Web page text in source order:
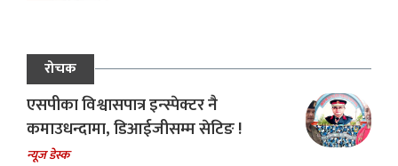
रोचक
एसपीका विश्वासपात्र इन्स्पेक्टर नै
कमाउधन्दामा, डिआईजीसम्म सेटिङ !
न्यूज डेस्क